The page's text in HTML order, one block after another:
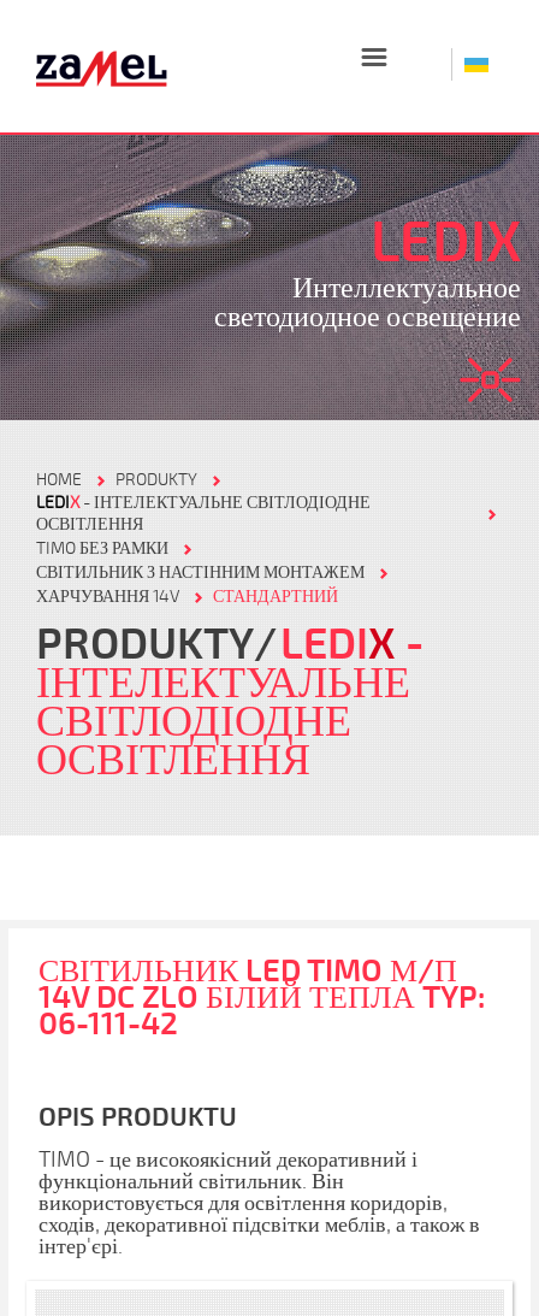
☰
LEDIX
Интеллектуальное
светодиодное освещение
HOME
PRODUKTY
LEDIX- ІНТЕЛЕКТУАЛЬНЕ СВІТЛОДІОДНЕ
ОСВІТЛЕННЯ
TIMO БЕЗ РАМКИ
СВІТИЛЬНИК З НАСТІННИМ МОНТАЖЕМ
ХАРЧУВАННЯ 14V
СТАНДАРТНИЙ
PRODUKTY LEDIX -
ІНТЕЛЕКТУАЛЬНЕ
СВІТЛОДІОДНЕ
ОСВІТЛЕННЯ
СВІТИЛЬНИК LED TIMO М/П
14V DC ZLO БІЛИЙ ТЕПЛА TYP:
06-111-42
OPIS PRODUKTU
TIMO - це високоякісний декоративний і
функціональний світильник. Він
використовується для освітлення коридорів,
сходів, декоративної підсвітки меблів, а також в
інтер'єрі.